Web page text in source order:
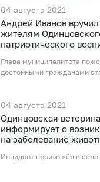
04 августа 2021
Андрей Иванов
жителям
патриотического
Глава муниципалитета
достойными гражданами
04 августа 2021
Одинцовская
информирует о
на заболевание
Инцидент произошёл в селе